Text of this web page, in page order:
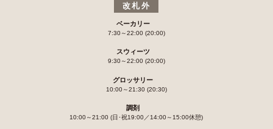
改札外
ベーカリー
7:30～22:00 (20:00)
スウィーツ
9:30～22:00 (20:00)
グロッサリー
10:00～21:30 (20:30)
調剤
10:00～21:00 (日･祝19:00／14:00～15:00休憩)